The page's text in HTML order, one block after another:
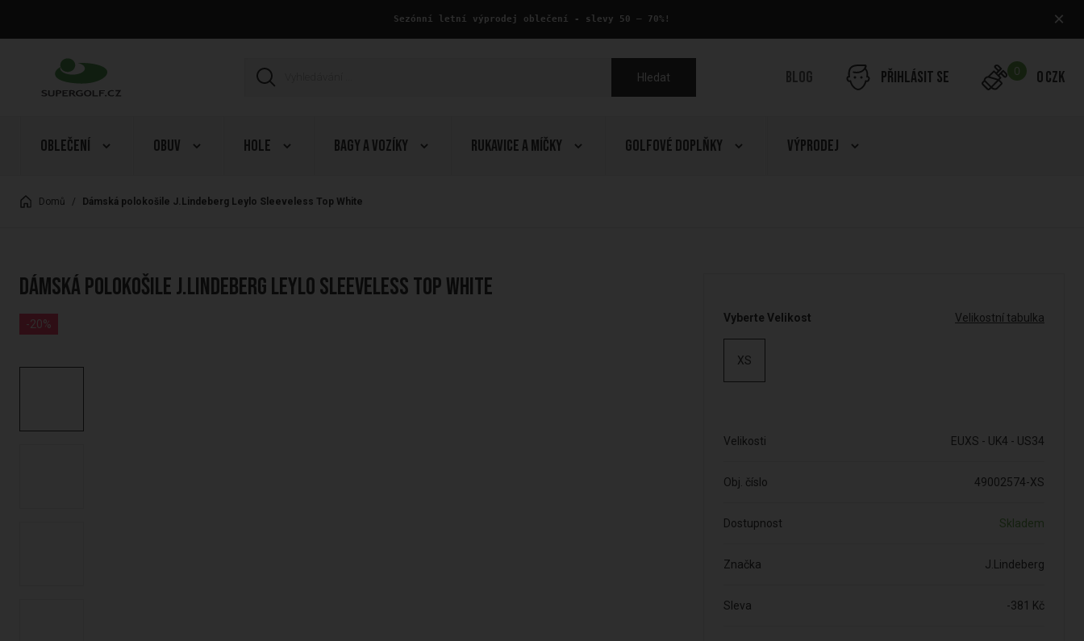
Sezónní letní výprodej oblečení - slevy 50 – 70%! ×
Hledat Blog Přihlásit se 0 0 CZK
Oblečení Obuv Hole Bagy a Vozíky Rukavice a Míčky Golfové doplňky Výprodej
Domů / Dámská polokošile J.Lindeberg Leylo Sleeveless Top White
Dámská polokošile J.Lindeberg Leylo Sleeveless Top White
-20% Vyberte Velikost Velikostní tabulka
XS
Velikosti EUXS - UK4 - US34
Obj. číslo 49002574-XS
Dostupnost Skladem
Značka J.Lindeberg
Sleva -381 Kč